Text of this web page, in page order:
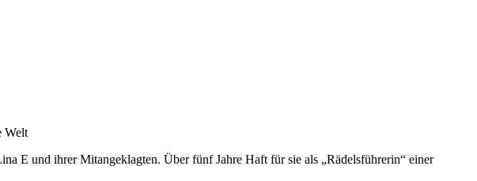
Welt
E und ihrer Mitangeklagten. Über fünf Jahre Haft für sie als „Rädelsführerin“ einer